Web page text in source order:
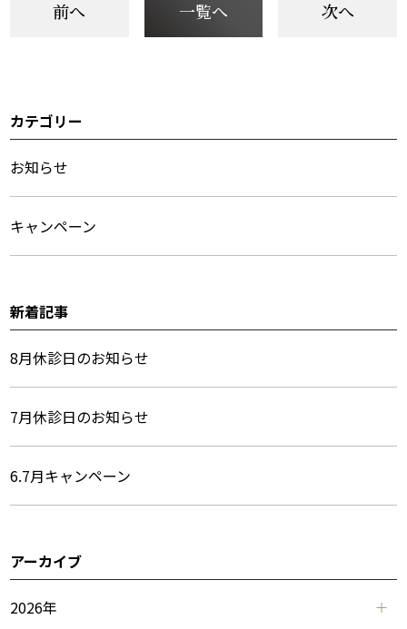
前へ 一覧へ 次へ
サ
イ
ド
メ
ュ
ー
カテゴリー
お知らせ
キャンペーン
新着記事
8月休診日のお知らせ
7月休診日のお知らせ
6.7月キャンペーン
アーカイブ
2026年